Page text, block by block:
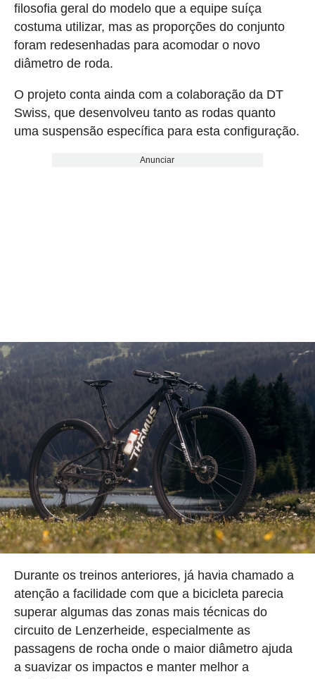
filosofia geral do modelo que a equipe suíça
costuma utilizar, mas as proporções do conjunto
foram redesenhadas para acomodar o novo
diâmetro de roda.
O projeto conta ainda com a colaboração da DT
Swiss, que desenvolveu tanto as rodas quanto
uma suspensão específica para esta configuração.
Anunciar
Durante os treinos anteriores, já havia chamado a
atenção a facilidade com que a bicicleta parecia
superar algumas das zonas mais técnicas do
circuito de Lenzerheide, especialmente as
passagens de rocha onde o maior diâmetro ajuda
a suavizar os impactos e manter melhor a